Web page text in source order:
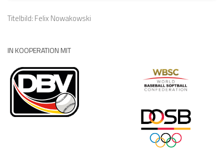
Titelbild: Felix Nowakowski
IN KOOPERATION MIT